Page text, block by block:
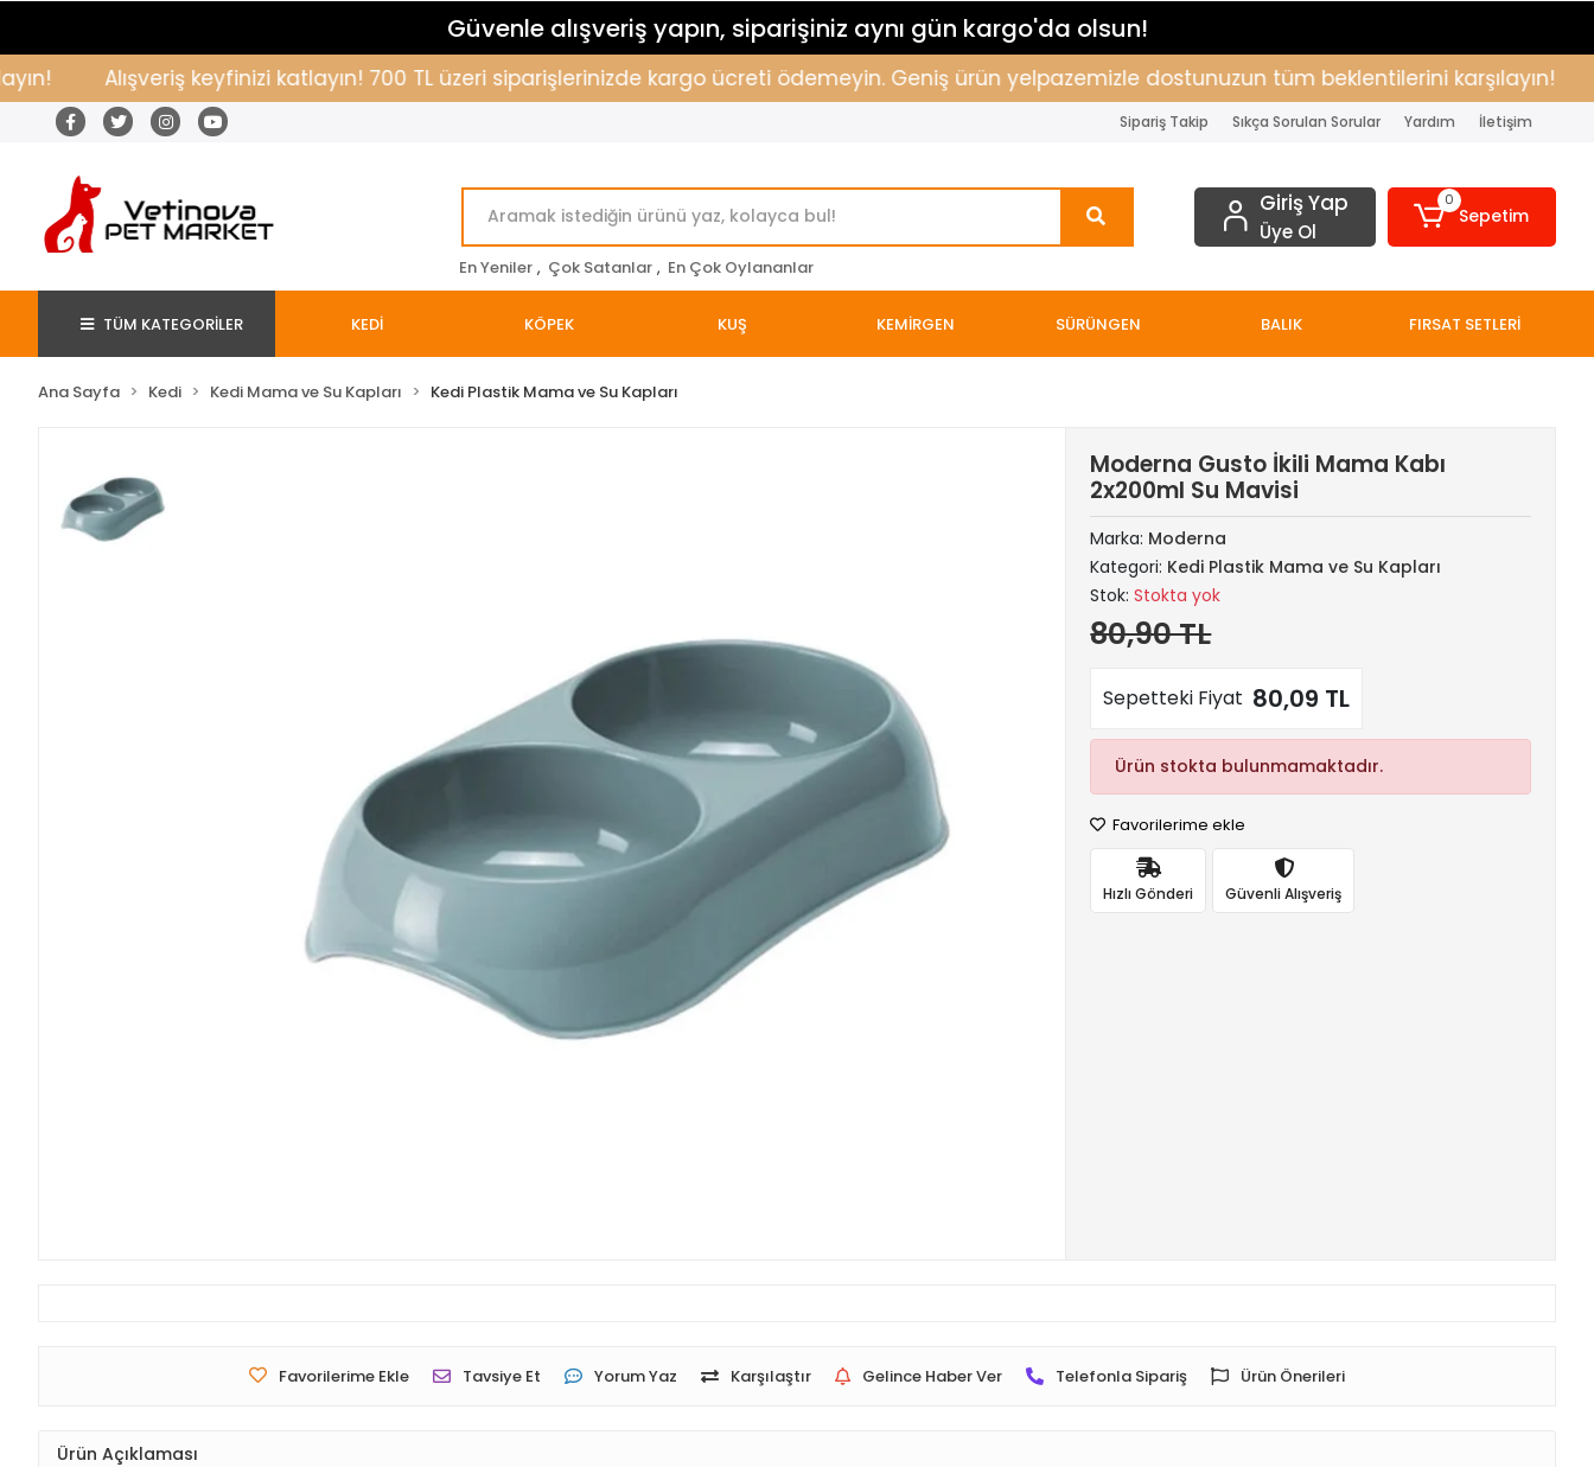
Güvenle alışveriş yapın, siparişiniz aynı gün kargo'da olsun!
Alışveriş keyfinizi katlayın! 700 TL üzeri siparişlerinizde kargo ücreti ödemeyin. Geniş ürün yelpazemizle dostunuzun tüm beklentilerini karşılayın!
Sipariş Takip Sıkça Sorulan Sorular Yardım İletişim
En Yeniler , Çok Satanlar , En Çok Oylananlar
Giriş Yap
Üye Ol
0
Sepetim
TÜM KATEGORİLER KEDİ KÖPEK KUŞ KEMİRGEN SÜRÜNGEN BALIK FIRSAT SETLERİ
Ana Sayfa Kedi Kedi Mama ve Su Kapları Kedi Plastik Mama ve Su Kapları
Moderna Gusto İkili Mama Kabı
2x200ml Su Mavisi
Marka: Moderna
Kategori: Kedi Plastik Mama ve Su Kapları
Stok:Stokta yok
80,90 TL
Sepetteki Fiyat 80,09 TL
Ürün stokta bulunmamaktadır.
Favorilerime ekle
Hızlı Gönderi Güvenli Alışveriş
Favorilerime Ekle Tavsiye Et Yorum Yaz Karşılaştır Gelince Haber Ver Telefonla Sipariş Ürün Önerileri
Ürün Açıklaması